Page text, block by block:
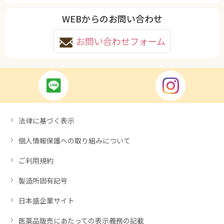
WEBからのお問い合わせ
お問い合わせフォーム
法律に基づく表示
個人情報保護への取り組みについて
ご利用規約
製造所固有記号
日本盛企業サイト
医薬品販売にあたっての表示義務の記載